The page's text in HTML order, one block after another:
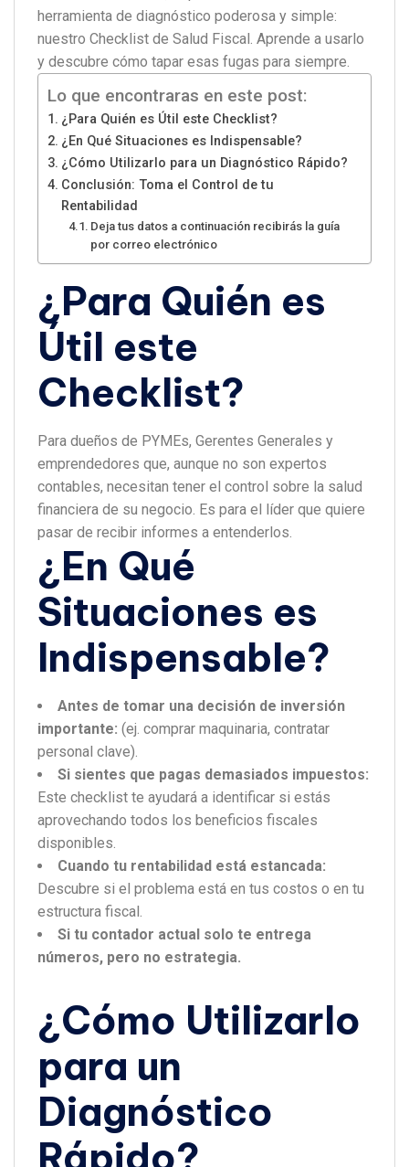
herramienta de diagnóstico poderosa y simple:
nuestro Checklist de Salud Fiscal. Aprende a usarlo
y descubre cómo tapar esas fugas para siempre.
Lo que encontraras en este post:
¿Para Quién es Útil este Checklist?
¿En Qué Situaciones es Indispensable?
¿Cómo Utilizarlo para un Diagnóstico Rápido?
Conclusión: Toma el Control de tu
Rentabilidad
Deja tus datos a continuación recibirás la guía
por correo electrónico
¿Para Quién es
Útil este
Checklist?
Para dueños de PYMEs, Gerentes Generales y
emprendedores que, aunque no son expertos
contables, necesitan tener el control sobre la salud
financiera de su negocio. Es para el líder que quiere
pasar de recibir informes a entenderlos.
¿En Qué
Situaciones es
Indispensable?
Antes de tomar una decisión de inversión
importante: (ej. comprar maquinaria, contratar
personal clave).
Si sientes que pagas demasiados impuestos:
Este checklist te ayudará a identificar si estás
aprovechando todos los beneficios fiscales
disponibles.
Cuando tu rentabilidad está estancada:
Descubre si el problema está en tus costos o en tu
estructura fiscal.
Si tu contador actual solo te entrega
números, pero no estrategia.
¿Cómo Utilizarlo
para un
Diagnóstico
Rápido?